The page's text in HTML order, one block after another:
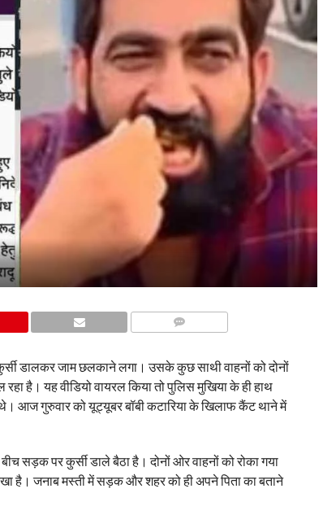
डालकर जाम छलकाने लगा। उसके कुछ साथी वाहनों को दोनों
है। यह वीडियो वायरल किया तो पुलिस मुखिया के ही हाथ
आज गुरुवार को यूट्यूबर बॉबी कटारिया के खिलाफ कैंट थाने में
सड़क पर कुर्सी डाले बैठा है। दोनों ओर वाहनों को रोका गया
है। जनाब मस्ती में सड़क और शहर को ही अपने पिता का बताने